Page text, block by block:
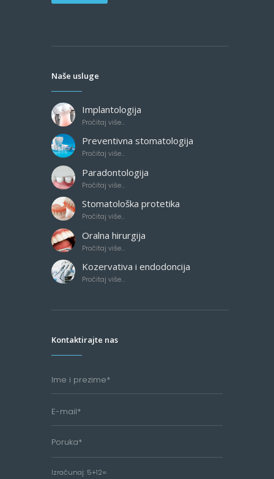
Naše usluge
Implantologija
Pročitaj više...
Preventivna stomatologija
Pročitaj više...
Paradontologija
Pročitaj više...
Stomatološka protetika
Pročitaj više...
Oralna hirurgija
Pročitaj više...
Kozervativa i endodoncija
Pročitaj više...
Kontaktirajte nas
Izračunaj: 5+12=